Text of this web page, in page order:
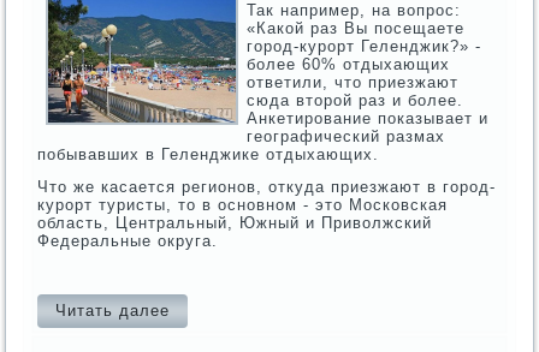
Так например, на вопрос:
«Какой раз Вы посещаете
город-курорт Геленджик?» -
более 60% отдыхающих
ответили, что приезжают
сюда второй раз и более.
Анкетирование показывает и
географический размах
побывавших в Геленджике отдыхающих.
Что же касается регионов, откуда приезжают в город-
курорт туристы, то в основном - это Московская
область, Центральный, Южный и Приволжский
Федеральные округа.
Читать далее